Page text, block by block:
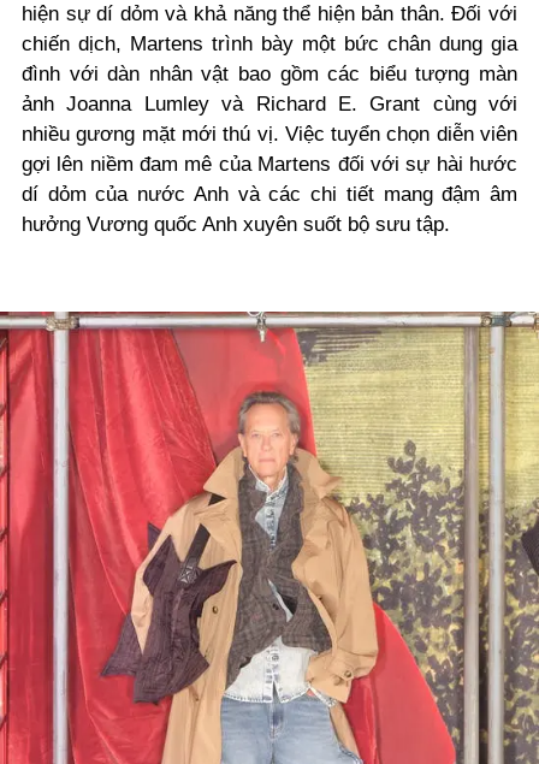
hiện sự dí dỏm và khả năng thể hiện bản thân. Đối với
chiến dịch, Martens trình bày một bức chân dung gia
đình với dàn nhân vật bao gồm các biểu tượng màn
ảnh Joanna Lumley và Richard E. Grant cùng với
nhiều gương mặt mới thú vị. Việc tuyển chọn diễn viên
gợi lên niềm đam mê của Martens đối với sự hài hước
dí dỏm của nước Anh và các chi tiết mang đậm âm
hưởng Vương quốc Anh xuyên suốt bộ sưu tập.